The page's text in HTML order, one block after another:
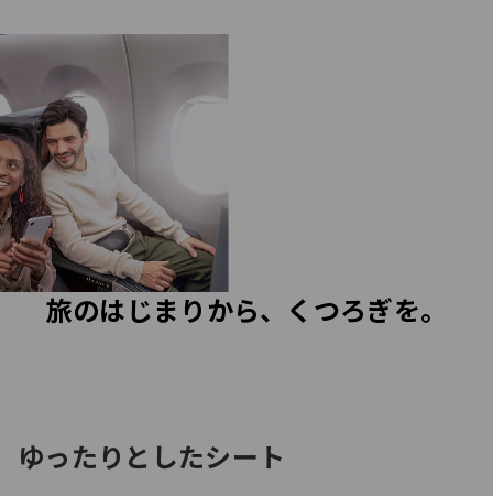
旅のはじまりから、くつろぎを。
ゆったりとしたシート